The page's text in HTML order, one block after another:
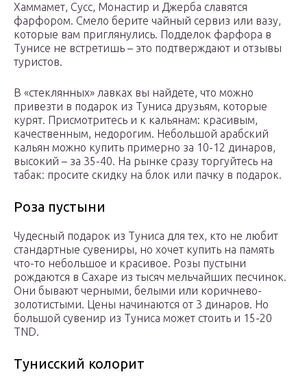
Хаммамет, Сусс, Монастир и Джерба славятся
фарфором. Смело берите чайный сервиз или вазу,
которые вам приглянулись. Подделок фарфора в
Тунисе не встретишь – это подтверждают и отзывы
туристов.
В «стеклянных» лавках вы найдете, что можно
привезти в подарок из Туниса друзьям, которые
курят. Присмотритесь и к кальянам: красивым,
качественным, недорогим. Небольшой арабский
кальян можно купить примерно за 10-12 динаров,
высокий – за 35-40. На рынке сразу торгуйтесь на
табак: просите скидку на блок или пачку в подарок.
Роза пустыни
Чудесный подарок из Туниса для тех, кто не любит
стандартные сувениры, но хочет купить на память
что-то небольшое и красивое. Розы пустыни
рождаются в Сахаре из тысяч мельчайших песчинок.
Они бывают черными, белыми или коричнево-
золотистыми. Цены начинаются от 3 динаров. Но
большой сувенир из Туниса может стоить и 15-20
TND.
Тунисский колорит